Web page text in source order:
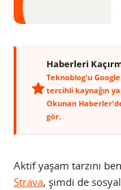
Haberleri
Teknoblog'u
tercihli kaynağın
Okunan
gör.
Aktif yaşam tarzını
Strava, şimdi de